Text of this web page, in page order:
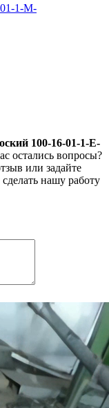
1-M-
100-16-01-1-Е-
остались вопросы?
или задайте
нашу работу